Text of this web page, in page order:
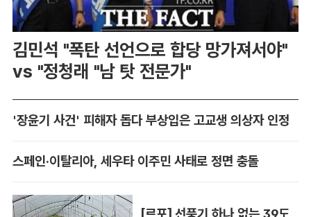
김민석 "폭탄 선언으로 합당 망가져서야"
vs "정청래 "남 탓 전문가"
'장윤기 사건' 피해자 돕다 부상입은 고교생 의상자 인정
스페인·이탈리아, 세우타 이주민 사태로 정면 충돌